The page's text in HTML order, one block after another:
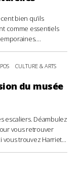
bien qu’ils
comme essentiels
CULTURE & ARTS
du musée
escaliers. Déambulez
vous retrouver
vous trouvez Harriet...